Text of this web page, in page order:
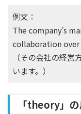
例文：
The company’s
collaboration
（その会社の経
います。）
「theory」